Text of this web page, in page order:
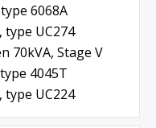
6068A
UC274
70kVA, Stage V
4045T
UC224